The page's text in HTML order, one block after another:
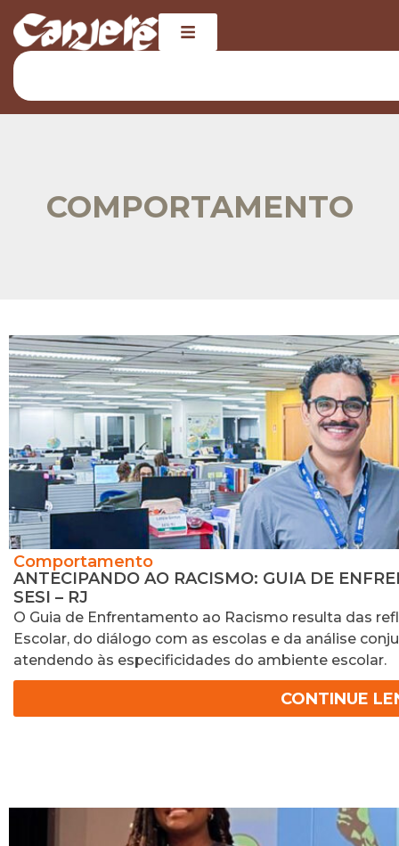
COMPORTAMENTO
Comportamento
ANTECIPANDO AO RACISMO: GUIA DE
SESI – RJ
O Guia de Enfrentamento ao Racismo resulta das
Escolar, do diálogo com as escolas e da análise
atendendo às especificidades do ambiente escolar.
CONTINUE